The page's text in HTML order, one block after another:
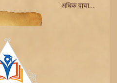
अधिक वाचा...